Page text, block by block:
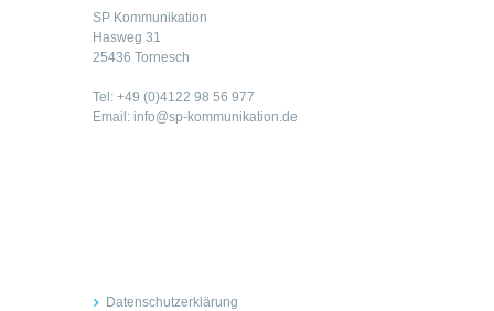
SP Kommunikation
Hasweg 31
25436 Tornesch
Tel: +49 (0)4122 98 56 977
Email: info@sp-kommunikation.de
Datenschutzerklärung